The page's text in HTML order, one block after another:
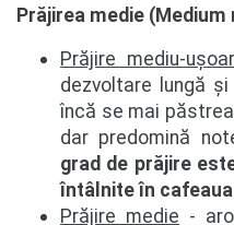
Prăjirea medie
Prăjire mediu-
dezvoltare lungă
încă se mai
dar predomină
grad de prăjire
întâlnite în
Prăjire medie -